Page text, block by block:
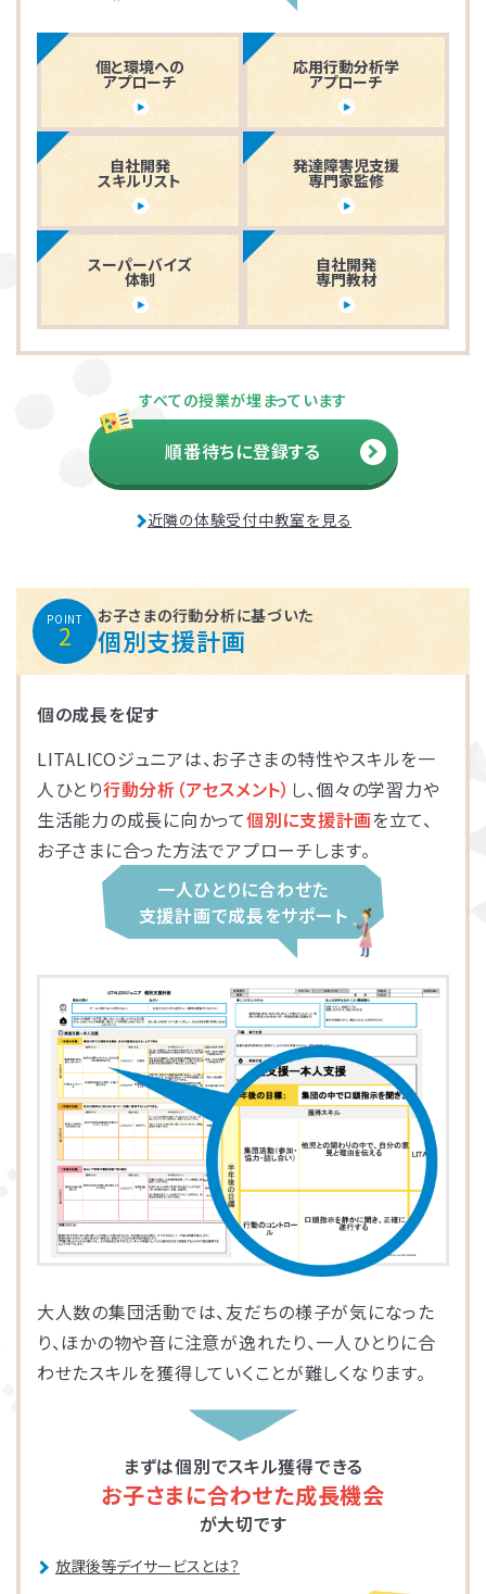
個と環境への
アプローチ
応用行動分析学
アプローチ
自社開発
スキルリスト
発達障害児支援
専門家監修
スーパーバイズ
体制
自社開発
専門教材
すべての授業が埋まっています
順番待ちに登録する
近隣の体験受付中教室を見る
POINT
2
お子さまの行動分析に基づいた
個別支援計画
個の成長を促す
LITALICOジュニアは、お子さまの特性やスキルを一
人ひとり行動分析（アセスメント） し、個々の学習力や
生活能力の成長に向かって個別に支援計画を立て、
お子さまに合った方法でアプローチします。
一人ひとりに合わせた
支援計画で成長をサポート
大人数の集団活動では、友だちの様子が気になった
り、ほかの物や音に注意が逸れたり、一人ひとりに合
わせたスキルを獲得していくことが難しくなります。
まずは個別でスキル獲得できる
お子さまに合わせた成長機会
が大切です
放課後等デイサービスとは？